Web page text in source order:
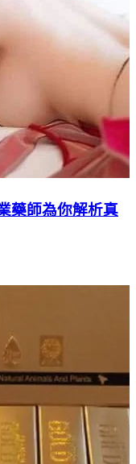
藥師為你解析真